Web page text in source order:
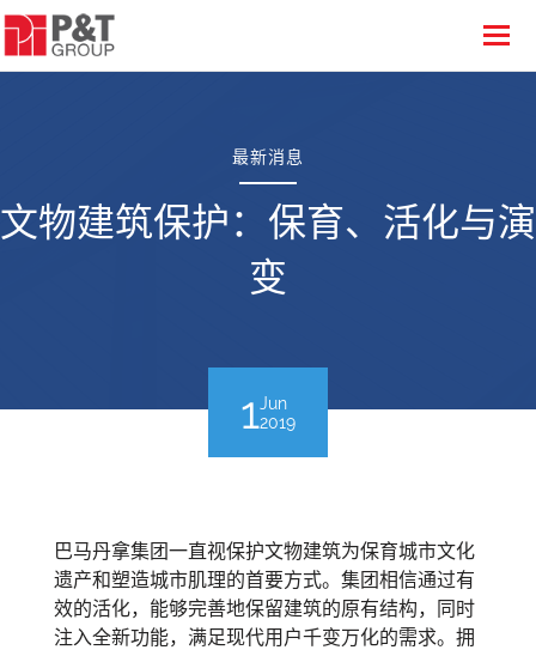
最新消息
文物建筑保护：保育、活化与演
变
1Jun
2019
巴马丹拿集团一直视保护文物建筑为保育城市文化
遗产和塑造城市肌理的首要方式。集团相信通过有
效的活化，能够完善地保留建筑的原有结构，同时
注入全新功能，满足现代用户千变万化的需求。拥